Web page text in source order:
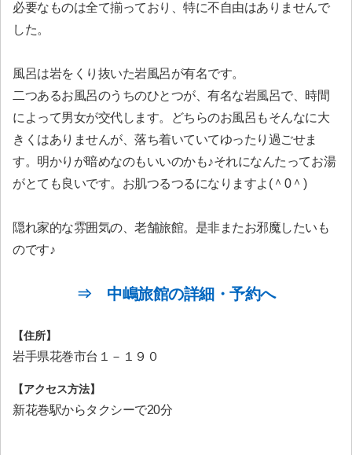
必要なものは全て揃っており、特に不自由はありませんで
した。
風呂は岩をくり抜いた岩風呂が有名です。
二つあるお風呂のうちのひとつが、有名な岩風呂で、時間
によって男女が交代します。どちらのお風呂もそんなに大
きくはありませんが、落ち着いていてゆったり過ごせま
す。明かりが暗めなのもいいのかも♪それになんたってお湯
がとても良いです。お肌つるつるになりますよ(＾0＾)
隠れ家的な雰囲気の、老舗旅館。是非またお邪魔したいも
のです♪
⇒ 中嶋旅館の詳細・予約へ
【住所】
岩手県花巻市台１－１９０
【アクセス方法】
新花巻駅からタクシーで20分